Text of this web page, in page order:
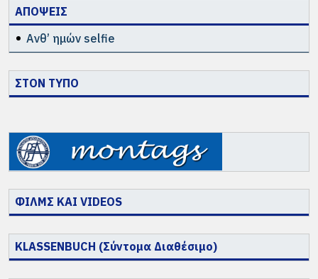
ΑΠΟΨΕΙΣ
Ανθ’ ημών selfie
ΣΤΟΝ ΤΥΠΟ
ΦΙΛΜΣ ΚΑΙ VIDEOS
KLASSENBUCH (Σύντομα Διαθέσιμο)